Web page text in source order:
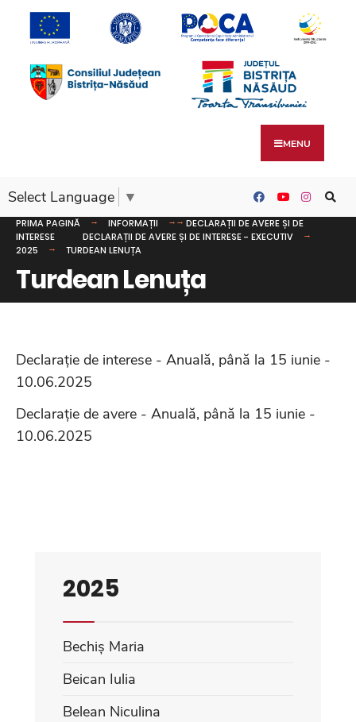
MENU
Select Language ▼
PRIMA PAGINĂ INFORMAȚII
DECLARAȚII DE AVERE ȘI DE
INTERESE
DECLARAȚII DE AVERE ȘI DE INTERESE - EXECUTIV
2025
TURDEAN LENUȚA
Turdean Lenuța
Declarație de interese - Anuală, până la 15 iunie -
10.06.2025
Declarație de avere - Anuală, până la 15 iunie -
10.06.2025
2025
Bechiș Maria
Beican Iulia
Belean Niculina